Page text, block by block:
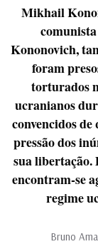
Mikhail
Kononovich,
foram
torturados
ucranianos
convencidos de
pressão dos
sua libertação.
encontram-se
regime
Bruno